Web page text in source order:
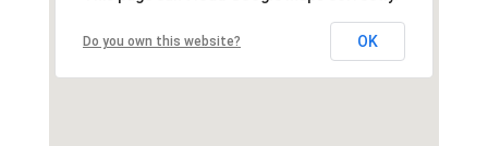
Do you own this website? OK